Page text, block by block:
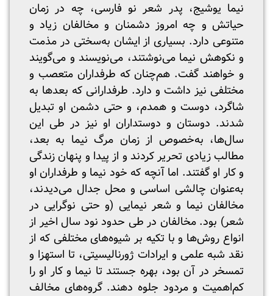
نیما یوشیج، پدر شعر نو فارسی، چه در زمان
حیاتش و چه امروز دشمنان و مخالفان زیاد و
متنوعی دارد. بسیاری از ایشان به‌سختی در مذمت
و نکوهش نیما می‌نوشتند، می‌نویسند و می‌گویند
و خواهند گفت. هم‌چنان که طرفداران متعصب و
مختلفی نیز داشت و دارد. طرفدارانی که بعدها به
شاگرد، دوست و همدم، و حتی دشمن او تبدیل
شدند. دوستان و دوستداران او نیز در طی این
سال‌ها، به‌خصوص از زمان مرگ نیما به بعد،
مطالب زیادی تحریر کردند و از پیدا و پنهان زندگی
و کار او گفتند. اما آنچه که خود نیما و طرفداران او
به‌عنوان چالشی اساسی و محل جدال می‌دیدند،
مخالفان نیما و شعر نیمایی (و حتی نوگرایی در
شعر) بود. مخالفان در طی حدود نود سال اخیر از
انواع روش‌ها و با تکیه بر شیوه‌های مختلفی که از
نقد شبه علمی و ایرادات ژورنالیسیتی، تا استهزا و
تمسخر در آن بود، بهره جستند تا نیما و کار او را
کم‌اهمیت و مردود جلوه دهند. گروه‌های مخالف